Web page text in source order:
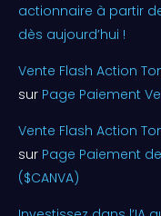
actionnaire à partir
dès aujourd’hui !
Vente Flash Action
sur Page Paiement
Vente Flash Action
sur Page Paiement
($CANVA)